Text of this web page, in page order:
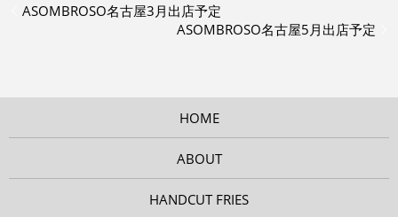
ASOMBROSO名古屋3月出店予定
ASOMBROSO名古屋5月出店予定
HOME
ABOUT
HANDCUT FRIES